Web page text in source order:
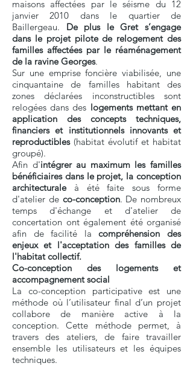
maisons affectées par le séisme du 12
janvier 2010 dans le quartier de
Baillergeau. De plus le Gret s’engage
dans le projet pilote de relogement des
familles affectées par le réaménagement
de la ravine Georges.
Sur une emprise foncière viabilisée, une
cinquantaine de familles habitant des
zones déclarées inconstructibles sont
relogées dans des logements mettant en
application des concepts techniques,
financiers et institutionnels innovants et
reproductibles (habitat évolutif et habitat
groupé).
Afin d'intégrer au maximum les familles
bénéficiaires dans le projet, la conception
architecturaleà été faite sous forme
d'atelier de co-conception. De nombreux
temps d'échange et d'atelier de
concertation ont également été organisé
afin de facilité lacompréhension des
enjeux et l'acceptation des familles de
l'habitat collectif.
Co-conception des logements et
accompagnement social
La co-conception participative est une
méthode où l’utilisateur final d’un projet
collabore de manière active à la
conception. Cette méthode permet, à
travers des ateliers, de faire travailler
ensemble les utilisateurs et les équipes
techniques.